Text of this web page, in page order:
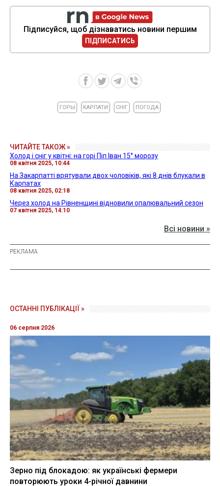
Підписуйся, щоб дізнаватись новини першим
ПІДПИСАТИСЬ
ГОРЫ КАРПАТИ СНІГ ПОГОДА
ЧИТАЙТЕ ТАКОЖ »
Холод і сніг у квітні: на горі Піп Іван 15° морозу
08 квітня 2025, 10:44
На Закарпатті врятували двох чоловіків, які 8 днів блукали в
Карпатах
08 квітня 2025, 02:18
Через холод на Рівненщині відновили опалювальний сезон
07 квітня 2025, 14:10
Всі новини »
ОСТАННІ ПУБЛІКАЦІЇ »
06 серпня 2026
Зерно під блокадою: як українські фермери
повторюють уроки 4-річної давнини